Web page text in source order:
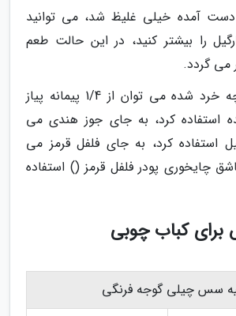
دست آمده خیلی غلیظ شد، می توانید
را بیشتر کنید، در این حالت طعم
می گردد.
به جای پیازچه خرد شده می توان از 1/4 پیمانه پیاز
استفاده کرد، به جای جوز هندی می
استفاده کرد، به جای فلفل قرمز می
از 1/2 قاشق چایخوری پودر فلفل قرمز () استفاده
کباب چوبی
سس چیلی گوجه فرنگی